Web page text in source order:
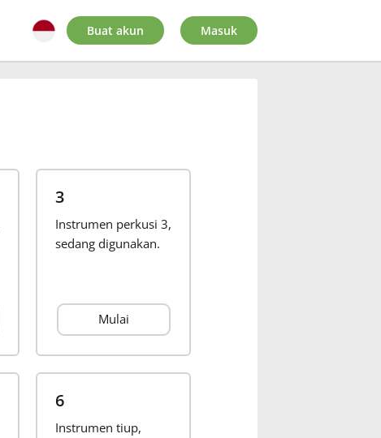
Buat akun Masuk
3
Instrumen perkusi 3,
sedang digunakan.
Mulai
6
Instrumen tiup,